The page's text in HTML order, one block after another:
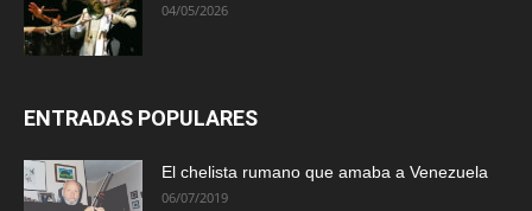
04/05/2026
ENTRADAS POPULARES
El chelista rumano que amaba a Venezuela
06/07/2019